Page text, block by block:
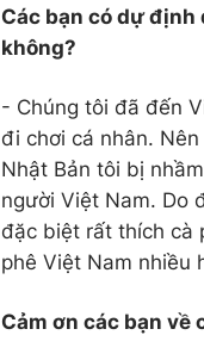
Các bạn có dự định
không?
- Chúng tôi đã đến
đi chơi cá nhân.
Nhật Bản tôi bị
người Việt Nam. Do
đặc biệt rất thích cà
phê Việt Nam nhiều
Cảm ơn các bạn về